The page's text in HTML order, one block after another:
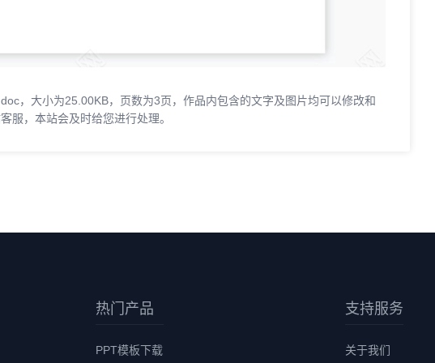
，大小为25.00KB，页数为3页，作品内包含的文字及图片均可以修改和
服，本站会及时给您进行处理。
热门产品
PPT模板下载
支持服务
关于我们